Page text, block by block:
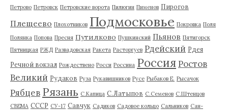
Петрово Петровск Петровские ворота Пилюгин Пименов Пирогов
Плещеево Плохотников Подмосковье Покровка Поля
Полянка Попова Пресня Путилково Пушкинский Пьянов Пятигорск
Пятницкая РЖД Развадовская Ракета Расторгуев Рдейский Рдея
Речной вокзал Рождествено Росси Россина Россия Ростов
Великий Рудаков Руза Рукавишников Русе Рыбаков Е. Рысачок
Рябцев Рязань С.Капица С.Латыпов С.Семенов С.Штенцов
СВЕМА СССР СУ-17 Савчук Садиков Садовое кольцо Сальников Сан-